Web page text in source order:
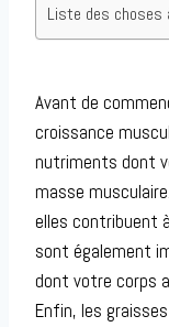
Liste des choses
Avant de
croissance
nutriments dont
masse
elles contribuent
sont également
dont votre corps
Enfin, les